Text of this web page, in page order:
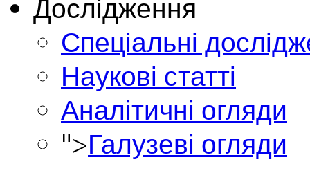
Дослідження
Спеціальні
Наукові статті
Аналітичні огляди
">Галузеві огляди